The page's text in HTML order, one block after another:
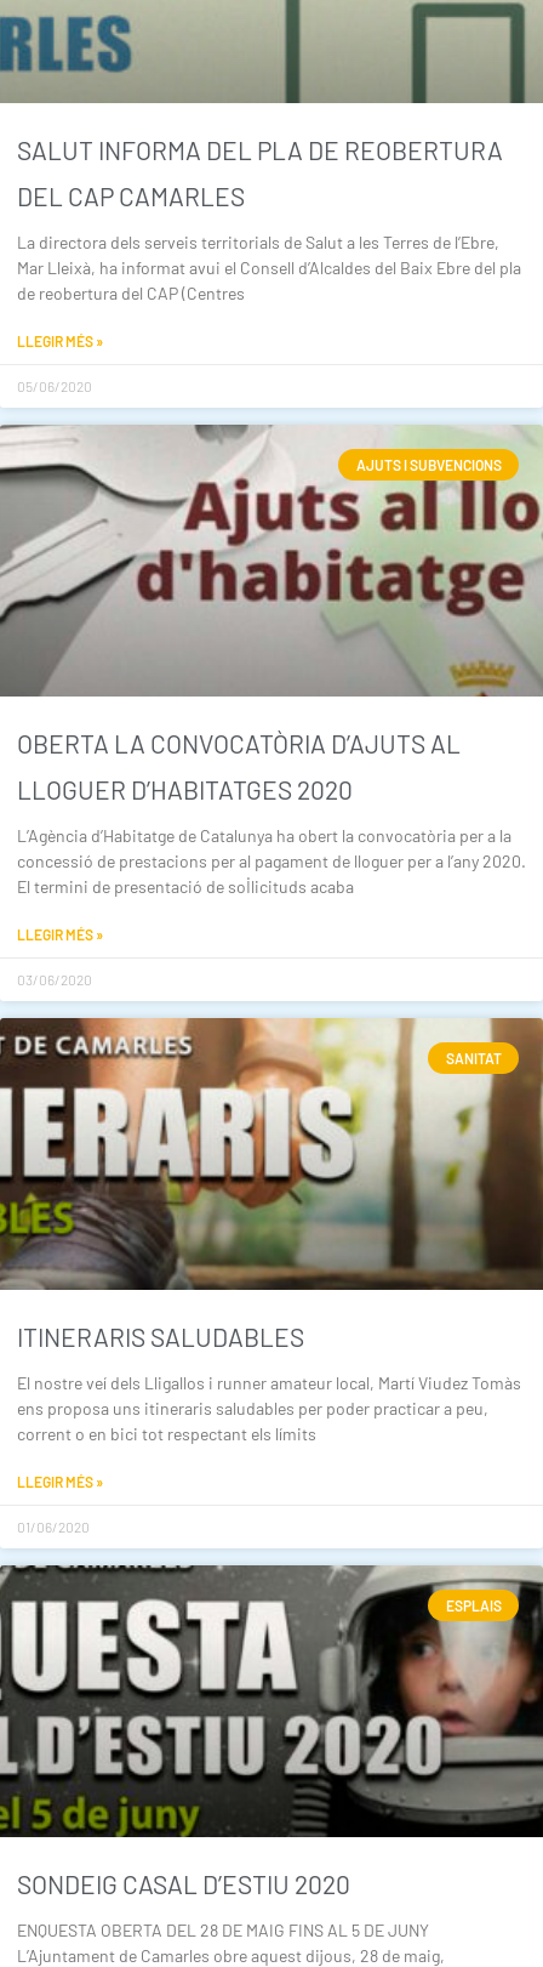
SALUT INFORMA DEL PLA DE REOBERTURA
DEL CAP CAMARLES
La directora dels serveis territorials de Salut a les Terres de l’Ebre,
Mar Lleixà, ha informat avui el Consell d’Alcaldes del Baix Ebre del pla
de reobertura del CAP (Centres
LLEGIR MÉS »
05/06/2020
AJUTS I SUBVENCIONS
OBERTA LA CONVOCATÒRIA D’AJUTS AL
LLOGUER D’HABITATGES 2020
L’Agència d’Habitatge de Catalunya ha obert la convocatòria per a la
concessió de prestacions per al pagament de lloguer per a l’any 2020.
El termini de presentació de sol·licituds acaba
LLEGIR MÉS »
03/06/2020
SANITAT
ITINERARIS SALUDABLES
El nostre veí dels Lligallos i runner amateur local, Martí Viudez Tomàs
ens proposa uns itineraris saludables per poder practicar a peu,
corrent o en bici tot respectant els límits
LLEGIR MÉS »
01/06/2020
ESPLAIS
SONDEIG CASAL D’ESTIU 2020
ENQUESTA OBERTA DEL 28 DE MAIG FINS AL 5 DE JUNY
L’Ajuntament de Camarles obre aquest dijous, 28 de maig,